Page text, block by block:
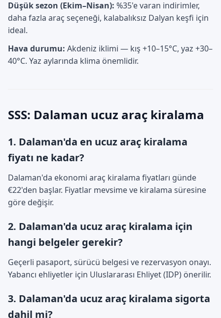
Düşük sezon (Ekim–Nisan): %35'e varan indirimler,
daha fazla araç seçeneği, kalabalıksız Dalyan keşfi için
ideal.
Hava durumu: Akdeniz iklimi — kış +10–15°C, yaz +30–
40°C. Yaz aylarında klima önemlidir.
SSS: Dalaman ucuz araç kiralama
1. Dalaman'da en ucuz araç kiralama
fiyatı ne kadar?
Dalaman'da ekonomi araç kiralama fiyatları günde
€22'den başlar. Fiyatlar mevsime ve kiralama süresine
göre değişir.
2. Dalaman'da ucuz araç kiralama için
hangi belgeler gerekir?
Geçerli pasaport, sürücü belgesi ve rezervasyon onayı.
Yabancı ehliyetler için Uluslararası Ehliyet (IDP) önerilir.
3. Dalaman'da ucuz araç kiralama sigorta
dahil mi?